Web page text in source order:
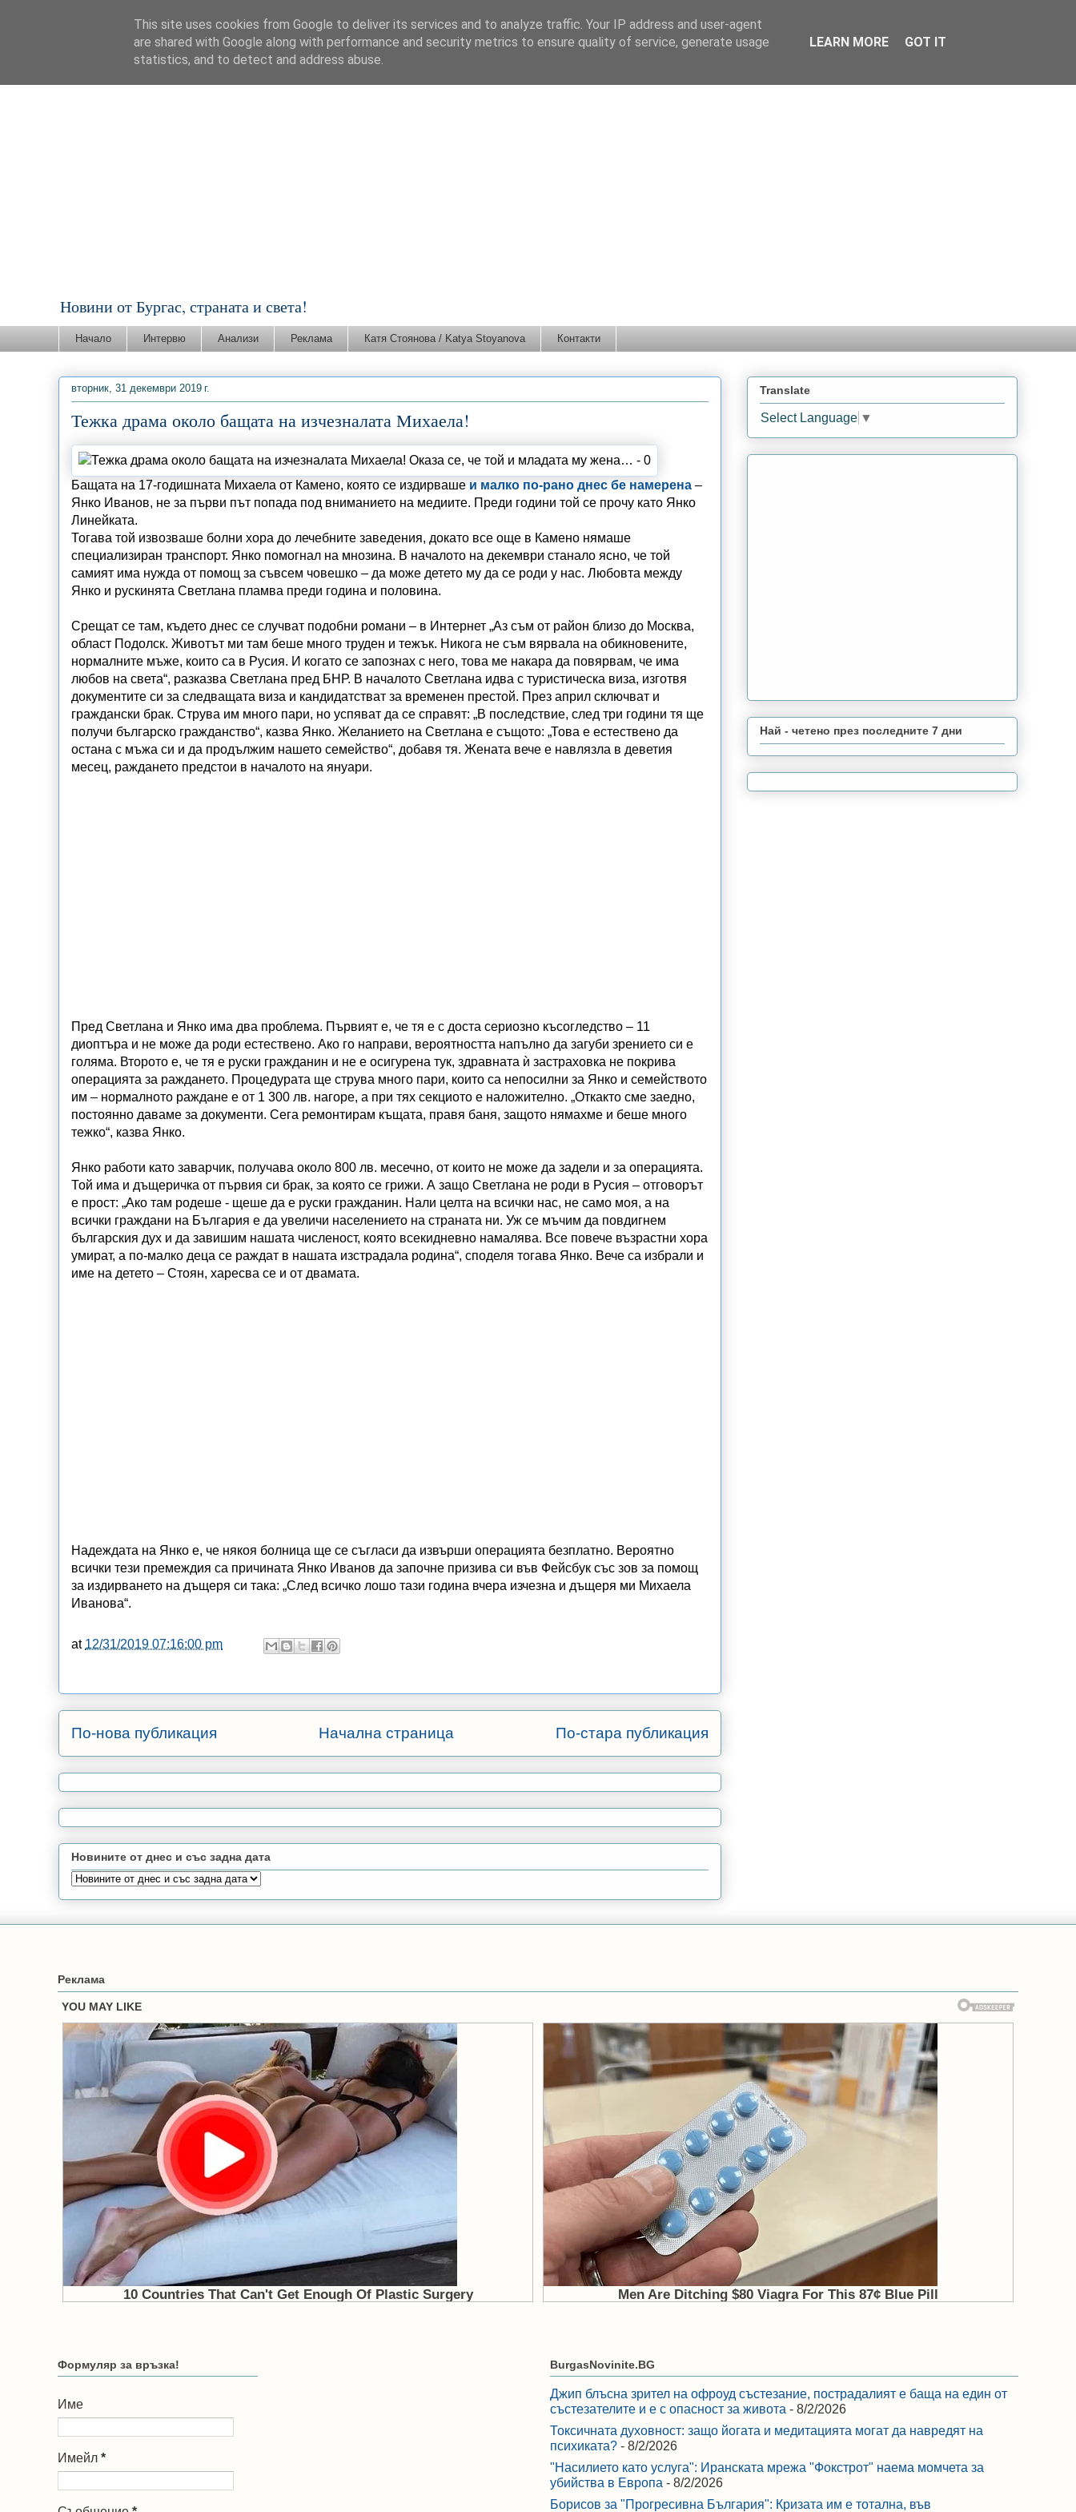
Новини от Бургас, страната и света!
Начало Интервю Анализи Реклама Катя Стоянова / Katya Stoyanova Контакти
вторник, 31 декември 2019 г.
Тежка драма около бащата на изчезналата Михаела!
Бащата на 17-годишната Михаела от Камено, която се издирваше и малко по-рано днес бе намерена –
Янко Иванов, не за първи път попада под вниманието на медиите. Преди години той се прочу като Янко
Линейката.
Тогава той извозваше болни хора до лечебните заведения, докато все още в Камено нямаше
специализиран транспорт. Янко помогнал на мнозина. В началото на декември станало ясно, че той
самият има нужда от помощ за съвсем човешко – да може детето му да се роди у нас. Любовта между
Янко и рускинята Светлана пламва преди година и половина.
Срещат се там, където днес се случват подобни романи – в Интернет „Аз съм от район близо до Москва,
област Подолск. Животът ми там беше много труден и тежък. Никога не съм вярвала на обикновените,
нормалните мъже, които са в Русия. И когато се запознах с него, това ме накара да повярвам, че има
любов на света“, разказва Светлана пред БНР. В началото Светлана идва с туристическа виза, изготвя
документите си за следващата виза и кандидатстват за временен престой. През април сключват и
граждански брак. Струва им много пари, но успяват да се справят: „В последствие, след три години тя ще
получи българско гражданство“, казва Янко. Желанието на Светлана е същото: „Това е естествено да
остана с мъжа си и да продължим нашето семейство“, добавя тя. Жената вече е навлязла в деветия
месец, раждането предстои в началото на януари.
Пред Светлана и Янко има два проблема. Първият е, че тя е с доста сериозно късогледство – 11
диоптъра и не може да роди естествено. Ако го направи, вероятността напълно да загуби зрението си е
голяма. Второто е, че тя е руски гражданин и не е осигурена тук, здравната ѝ застраховка не покрива
операцията за раждането. Процедурата ще струва много пари, които са непосилни за Янко и семейството
им – нормалното раждане е от 1 300 лв. нагоре, а при тях секциото е наложително. „Откакто сме заедно,
постоянно даваме за документи. Сега ремонтирам къщата, правя баня, защото нямахме и беше много
тежко“, казва Янко.
Янко работи като заварчик, получава около 800 лв. месечно, от които не може да задели и за операцията.
Той има и дъщеричка от първия си брак, за която се грижи. А защо Светлана не роди в Русия – отговорът
е прост: „Ако там родеше - щеше да е руски гражданин. Нали целта на всички нас, не само моя, а на
всички граждани на България е да увеличи населението на страната ни. Уж се мъчим да повдигнем
българския дух и да завишим нашата численост, която всекидневно намалява. Все повече възрастни хора
умират, а по-малко деца се раждат в нашата изстрадала родина“, споделя тогава Янко. Вече са избрали и
име на детето – Стоян, харесва се и от двамата.
Надеждата на Янко е, че някоя болница ще се съгласи да извърши операцията безплатно. Вероятно
всички тези премеждия са причината Янко Иванов да започне призива си във Фейсбук със зов за помощ
за издирването на дъщеря си така: „След всичко лошо тази година вчера изчезна и дъщеря ми Михаела
Иванова“.
at 12/31/2019 07:16:00 pm
По-нова публикация По-стара публикация
Начална страница
Новините от днес и със задна дата
Translate
Select Language ▼
Най - четено през последните 7 дни
Реклама
Формуляр за връзка!
Име
Имейл *
BurgasNovinite.BG
Джип блъсна зрител на офроуд състезание, пострадалият е баща на един от
състезателите и е с опасност за живота - 8/2/2026
Токсичната духовност: защо йогата и медитацията могат да навредят на
психиката? - 8/2/2026
"Насилието като услуга": Иранската мрежа "Фокстрот" наема момчета за
убийства в Европа - 8/2/2026
Борисов за "Прогресивна България": Кризата им е тотална, във
This site uses cookies from Google to deliver its services and to analyze traffic. Your IP address and user-agent
are shared with Google along with performance and security metrics to ensure quality of service, generate usage
statistics, and to detect and address abuse.
LEARN MORE GOT IT